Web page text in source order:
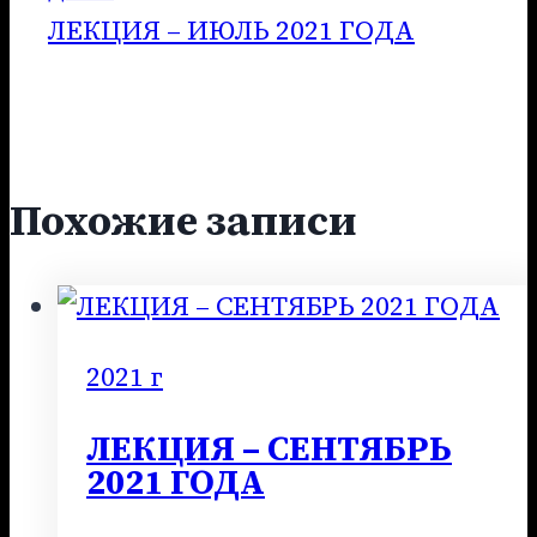
записям
ЛЕКЦИЯ – ИЮЛЬ 2021 ГОДА
Похожие записи
2021 г
ЛЕКЦИЯ – СЕНТЯБРЬ
2021 ГОДА